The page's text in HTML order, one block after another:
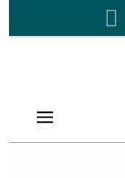
Zum Hauptinhalt